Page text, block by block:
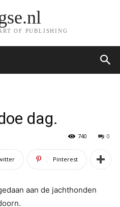
OF PUBLISHING
dag.
0
740
Pinterest
aan de jachthonden